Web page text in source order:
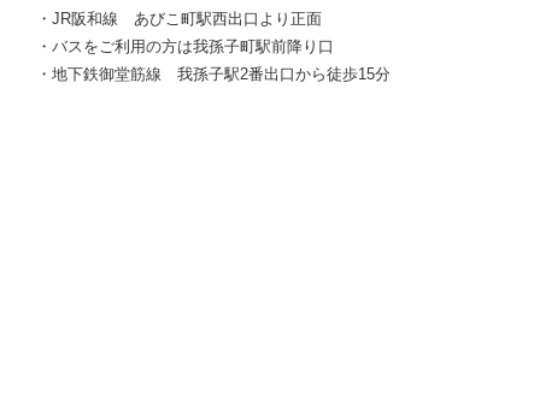
・JR阪和線 あびこ町駅西出口より正面
・バスをご利用の方は我孫子町駅前降り口
・地下鉄御堂筋線 我孫子駅2番出口から徒歩15分